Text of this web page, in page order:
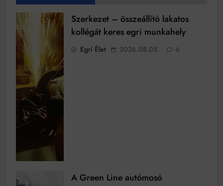
Szerkezet – összeállító lakatos
kollégát keres egri munkahely
Egri Élet 2026.08.05. 0
A Green Line autómosó